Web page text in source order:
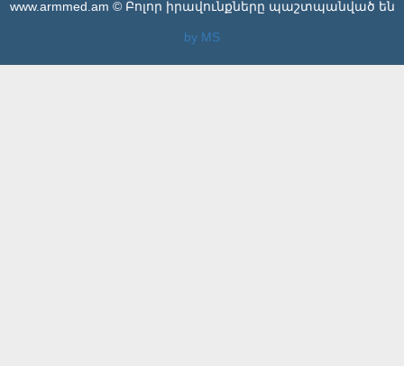
www.armmed.am © Բոլոր իրավունքները պաշտպանված են
by MS